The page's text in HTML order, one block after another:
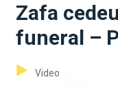
Zafa
funeral –
Video